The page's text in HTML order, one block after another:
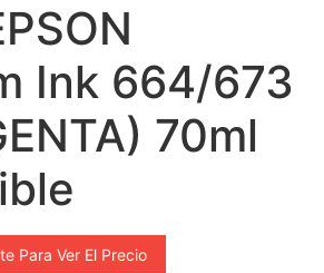
Ink 664/673
70ml
Para Ver El Precio